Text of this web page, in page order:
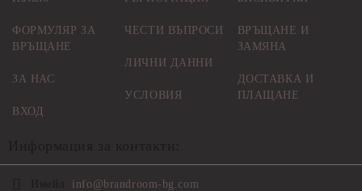
ФОРМУЛЯР ЗА
ВРЪЩАНЕ
ЗА НАС
ВХОД
ЧЕСТИ ВЪПРОСИ
ЛИЧНИ ДАННИ
УСЛОВИЯ
ВРЪЩАНЕ И
ЗАМЯНА
ДОСТАВКА И
ПЛАЩАНЕ
info@brandroom-bg.com